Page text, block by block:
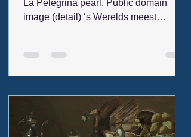
La Pelegrina pearl. Public domain
image (detail) ‘s Werelds meest
parels werden gevonden in de Golf van
Panama en vervolgens naar Spanje
kroonjuwelen binnen het Spaanse
koninklijk huis. De kleinste van de
twee parels, La Pelegrina, kwam in het